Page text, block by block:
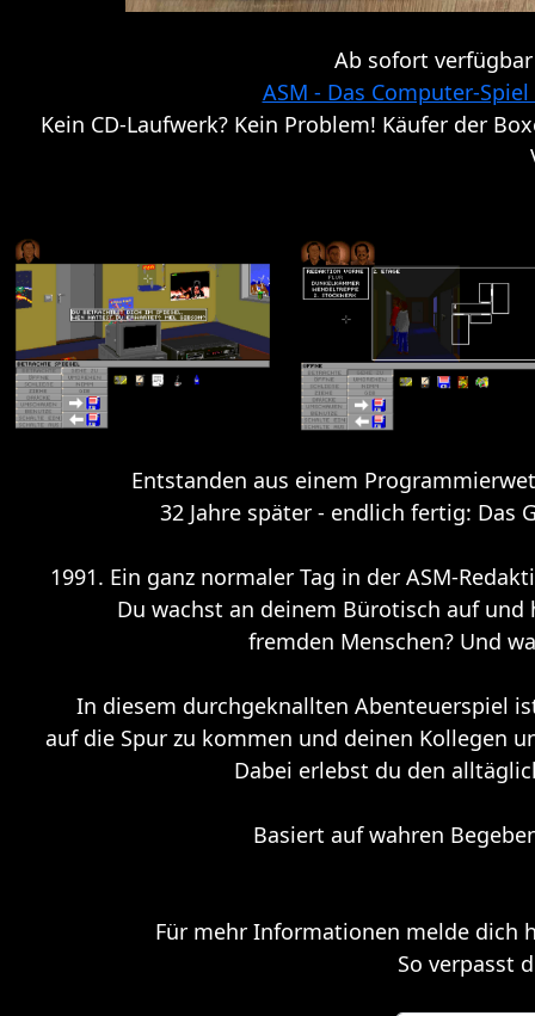
Ab sofort
ASM - Das Computer-
Kein CD-Laufwerk? Kein Problem! Käufer der
Entstanden aus einem
32 Jahre später - endlich fertig: Das
1991. Ein ganz normaler Tag in der ASM-
Du wachst an deinem Bürotisch auf
fremden Menschen? Und
In diesem durchgeknallten Abenteuerspiel
auf die Spur zu kommen und deinen Kollegen
Dabei erlebst du den
Basiert auf wahren
Für mehr Informationen melde dich
So verpasst